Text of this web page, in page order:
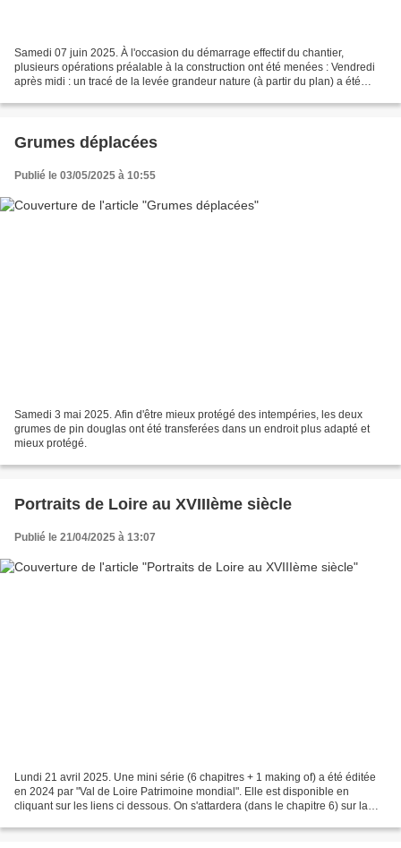
Samedi 07 juin 2025. À l'occasion du démarrage effectif du chantier,
plusieurs opérations préalable à la construction ont été menées : Vendredi
après midi : un tracé de la levée grandeur nature (à partir du plan) a été
Grumes déplacées
Publié le 03/05/2025 à 10:55
Samedi 3 mai 2025. Afin d'être mieux protégé des intempéries, les deux
grumes de pin douglas ont été transferées dans un endroit plus adapté et
mieux protégé.
Portraits de Loire au XVIIIème siècle
Publié le 21/04/2025 à 13:07
Lundi 21 avril 2025. Une mini série (6 chapitres + 1 making of) a été éditée
en 2024 par "Val de Loire Patrimoine mondial". Elle est disponible en
cliquant sur les liens ci dessous. On s'attardera (dans le chapitre 6) sur la